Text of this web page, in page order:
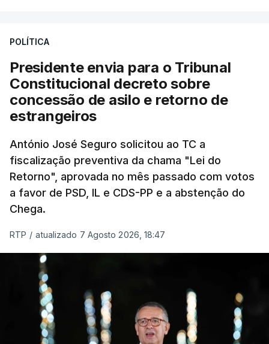
sistema mais simples, mais justo e transparente".
"Sempre que seja possível reduzir burocracias,
eliminar sobreposições e garantir que os apoios
chegam a quem mais necessita, estaremos a dar
um passo na direção certa", argumenta o
Presidente da República.
Assegurar que "ninguém é
prejudicado"
O Preisdente deixa, no entanto, deixa alguns
avisos:uma reforma desta dimensão "deve ter
como primeiro critério a proteção das pessoas"
e "nenhum processo de simplificação pode
traduzir-se numa diminuição da proteção
social".
POLÍTICA
Presidente envia para o Tribunal
Constitucional decreto sobre
concessão de asilo e retorno de
estrangeiros
António José Seguro solicitou ao TC a
fiscalização preventiva da chama "Lei do
Retorno", aprovada no mês passado com votos
a favor de PSD, IL e CDS-PP e a abstenção do
Chega.
RTP / atualizado 7 Agosto 2026, 18:47